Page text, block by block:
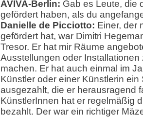
AVIVA-Berlin: Gab es Leute, die
gefördert haben, als du
Danielle de Picciotto: Einer, der
gefördert hat, war Dimitri
Tresor. Er hat mir Räume
Ausstellungen oder Installationen
machen. Er hat auch einmal im
Künstler oder einer Künstlerin ein
ausgezahlt, die er herausragend
KünstlerInnen hat er regelmäßig
bezahlt. Der war ein richtiger